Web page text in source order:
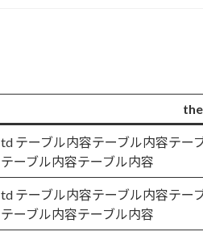
td テーブル内容テーブル内容テー
テーブル内容テーブル内容
td テーブル内容テーブル内容テー
テーブル内容テーブル内容